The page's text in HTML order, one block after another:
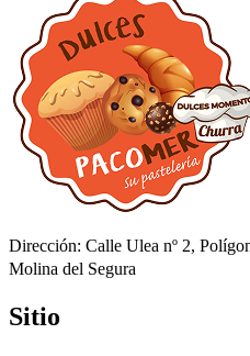
Dirección: Calle Ulea nº 2,
Molina del Segura
Sitio